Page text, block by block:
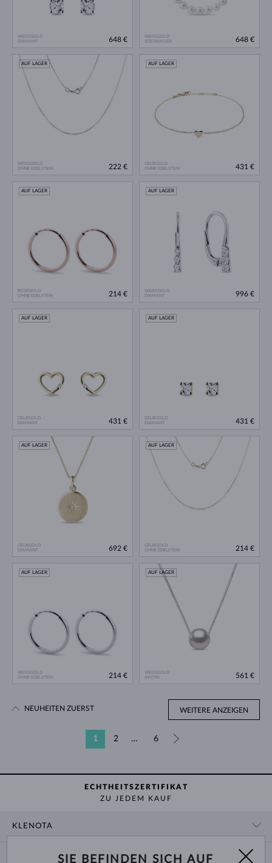
WEISSGOLD
DIAMANT
648 €
WEISSGOLD
SÜSSWASSER
648 €
WEISSGOLD
OHNE EDELSTEIN
AUF LAGER
222 €
GELBGOLD
OHNE EDELSTEIN
AUF LAGER
431 €
ROSÉGOLD
OHNE EDELSTEIN
AUF LAGER
214 €
WEISSGOLD
DIAMANT
AUF LAGER
996 €
GELBGOLD
DIAMANT
AUF LAGER
431 €
GELBGOLD
DIAMANT
AUF LAGER
431 €
GELBGOLD
DIAMANT
AUF LAGER
692 €
GELBGOLD
OHNE EDELSTEIN
AUF LAGER
214 €
WEISSGOLD
OHNE EDELSTEIN
AUF LAGER
214 €
WEISSGOLD
AKOYA
AUF LAGER
561 €
WEITERE ANZEIGEN
1 2 … 6
NEUHEITEN ZUERST
ECHTHEITSZERTIFIKAT
ZU JEDEM KAUF
KLENOTA
SIE BEFINDEN SICH AUF